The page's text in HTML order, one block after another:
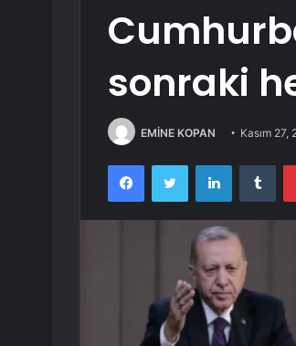
sonraki
EMİNE KOPAN Kasım 27,
FacebookTwitter LinkedIn